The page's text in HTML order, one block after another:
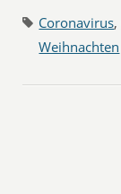
Coronavirus,
Weihnachten